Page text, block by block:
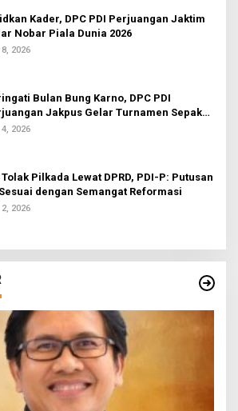
Kader, DPC PDI Perjuangan Jaktim
Nobar Piala Dunia 2026
2026
Bulan Bung Karno, DPC PDI
Jakpus Gelar Turnamen Sepak
U-20
2026
Tolak Pilkada Lewat DPRD, PDI-P: Putusan
dengan Semangat Reformasi
2026